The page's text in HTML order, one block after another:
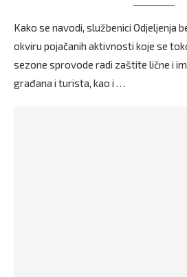
Kako se navodi, službenici Odjeljenja
okviru pojačanih aktivnosti koje se
sezone sprovode radi zaštite lične i
građana i turista, kao i …